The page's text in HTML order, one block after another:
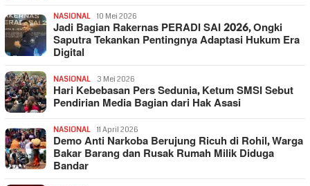
NASIONAL 10 Mei 2026
Jadi Bagian Rakernas PERADI SAI 2026, Ongki
Saputra Tekankan Pentingnya Adaptasi Hukum Era
Digital
NASIONAL 3 Mei 2026
Hari Kebebasan Pers Sedunia, Ketum SMSI Sebut
Pendirian Media Bagian dari Hak Asasi
NASIONAL 11 April 2026
Demo Anti Narkoba Berujung Ricuh di Rohil, Warga
Bakar Barang dan Rusak Rumah Milik Diduga
Bandar